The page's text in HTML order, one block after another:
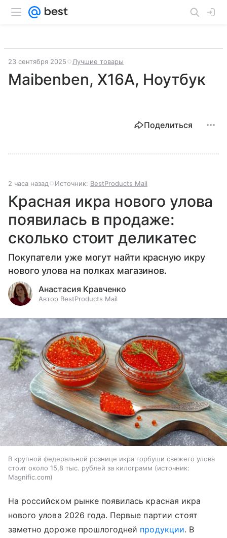
23 сентября 2025 Лучшие товары
Maibenben, X16A, Ноутбук
Поделиться
2 часа назад Источник: BestProducts Mail
Красная икра нового улова
появилась в продаже:
сколько стоит деликатес
Покупатели уже могут найти красную икру
нового улова на полках магазинов.
Анастасия Кравченко
Автор BestProducts Mail
В крупной федеральной рознице икра горбуши свежего улова
стоит около 15,8 тыс. рублей за килограмм
источник:
Magnific.com
На российском рынке появилась красная икра
нового улова 2026 года. Первые партии стоят
заметно дороже прошлогодней продукции. В